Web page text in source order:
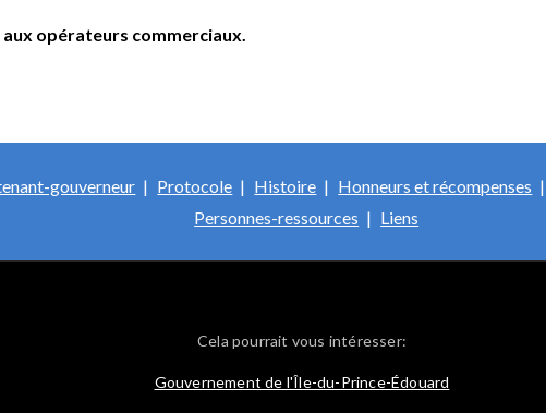
opérateurs commerciaux.
gouverneur Protocole Histoire Honneurs et récompenses
Personnes-ressources
Liens
Cela pourrait vous intéresser:
Gouvernement de l'Île-du-Prince-Édouard